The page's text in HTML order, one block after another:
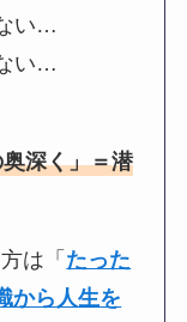
い…
い…
深く」＝潜
は「 たった
から人生を